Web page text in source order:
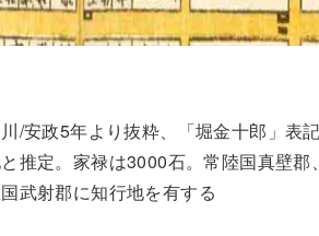
川/安政5年より抜粋、「堀金十郎」表
推定。家禄は3000石。常陸国真壁郡
武射郡に知行地を有する